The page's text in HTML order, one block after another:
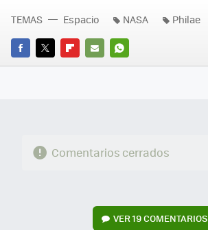
FACEBOOK
TWITTERFLIPBOARD
E-
WHATSAPP
TEMAS Espacio NASA Philae
Comentarios cerrados
VER19 COMENTARIOS